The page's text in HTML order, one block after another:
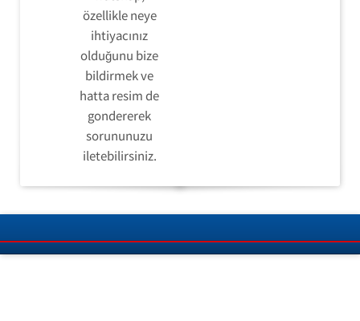
özellikle neye
ihtiyacınız
olduğunu bize
bildirmek ve
hatta resim de
gondererek
sorununuzu
iletebilirsiniz.